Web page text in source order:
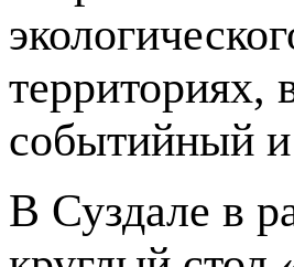
территориях,
событийный
В Суздале в